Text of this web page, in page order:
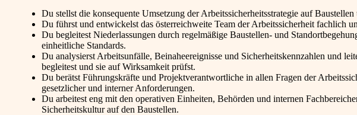
Du stellst die konsequente Umsetzung der Arbeitssicherheitsstrategie auf
Du führst und entwickelst das österreichweite Team der Arbeitssicherheit fachlich
Du begleitest Niederlassungen durch regelmäßige Baustellen- und
einheitliche Standards.
Du analysierst Arbeitsunfälle, Beinaheereignisse und Sicherheitskennzahlen und
begleitest und sie auf Wirksamkeit prüfst.
Du berätst Führungskräfte und Projektverantwortliche in allen Fragen der
gesetzlicher und interner Anforderungen.
Du arbeitest eng mit den operativen Einheiten, Behörden und internen
Sicherheitskultur auf den Baustellen.